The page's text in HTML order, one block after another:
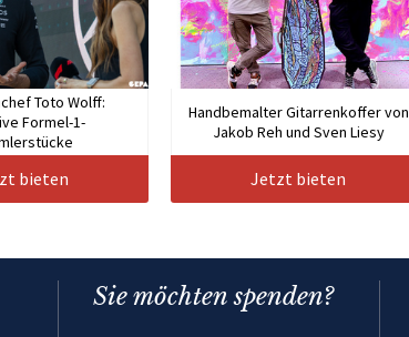
Toto Wolff:
Formel-1-
bieten
Handbemalter Gitarrenkoffer von
Jakob Reh und Sven Liesy
Jetzt bieten
Sie möchten spenden?